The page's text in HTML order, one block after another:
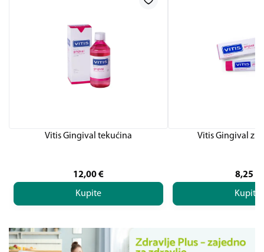
Vitis Gingival tekućina
12,00€
Kupite
Vitis Gingival
8,25
Kupite